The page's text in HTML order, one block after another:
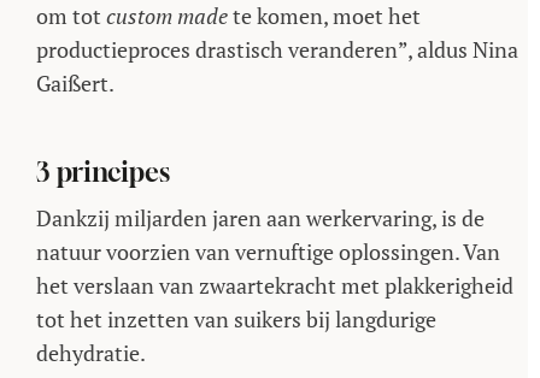
om tot custom madete komen, moet het
productieproces drastisch veranderen”, aldus Nina
Gaißert.
3 principes
Dankzij miljarden jaren aan werkervaring, is de
natuur voorzien van vernuftige oplossingen. Van
het verslaan van zwaartekracht met plakkerigheid
tot het inzetten van suikers bij langdurige
dehydratie.